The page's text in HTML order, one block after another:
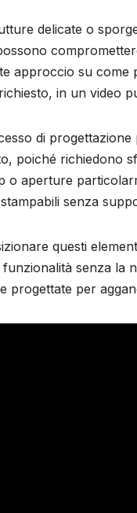
delicate o
approccio su come
in un video
di
poiché richiedono
o aperture
senza
questi
senza la
progettate per